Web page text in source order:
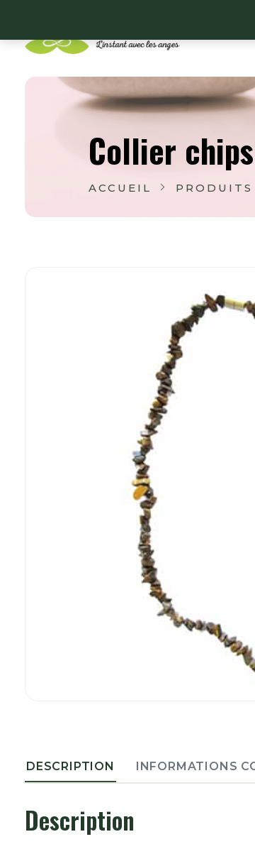
ACCUEIL PRODUITS
Collier
DESCRIPTION INFORMATIONS
Description